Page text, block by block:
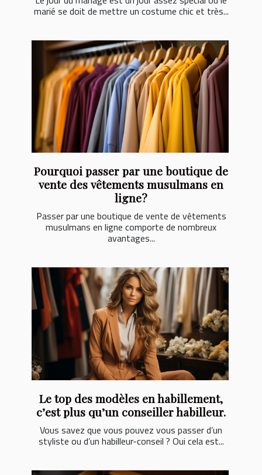
marié se doit de mettre un costume chic et très...
Pourquoi passer par une boutique de
vente des vêtements musulmans en
ligne?
Passer par une boutique de vente de vêtements
musulmans en ligne comporte de nombreux
avantages...
Le top des modèles en habillement,
c’est plus qu’un conseiller habilleur.
Vous savez que vous pouvez vous passer d’un
styliste ou d’un habilleur-conseil ? Oui cela est...